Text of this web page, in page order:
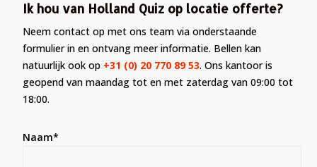
Ik hou van Holland Quiz op locatie offerte?
Neem contact op met ons team via onderstaande
formulier in en ontvang meer informatie. Bellen kan
natuurlijk ook op +31 (0) 20 770 89 53. Ons kantoor is
geopend van maandag tot en met zaterdag van 09:00 tot
18:00.
Naam*